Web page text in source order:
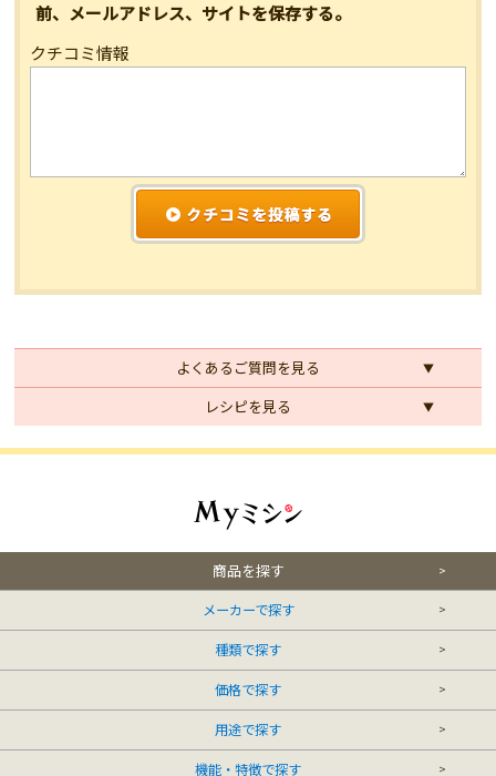
前、メールアドレス、サイトを保存する。
クチコミ情報
よくあるご質問を見る
レシピを見る
商品を探す
メーカーで探す
種類で探す
価格で探す
用途で探す
機能・特徴で探す